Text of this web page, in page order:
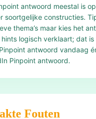
antwoord meestal is
soortgelijke constructies.
thema’s maar kies het
logisch verklaart; dat is
antwoord vandaag
Pinpoint antwoord.
Fouten